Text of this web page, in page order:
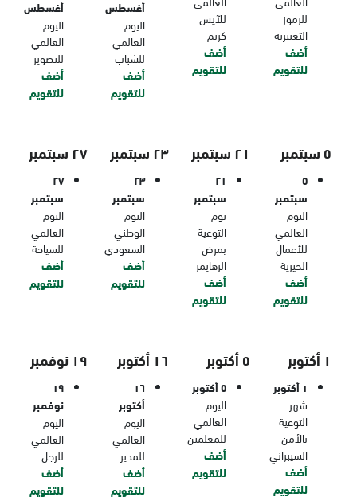
للرموز
التعبيرية
أضف
للتقويم
للآيس
كريم
أضف
للتقويم
أغسطس
اليوم
العالمي
للشباب
أضف
للتقويم
أغسطس
اليوم
العالمي
للتصوير
أضف
للتقويم
٥ سبتمبر
٥
سبتمبر
اليوم
العالمي
للأعمال
الخيرية
أضف
للتقويم
٢١ سبتمبر
٢١
سبتمبر
يوم
التوعية
بمرض
الزهايمر
أضف
للتقويم
٢٣ سبتمبر
٢٣
سبتمبر
اليوم
الوطني
السعودي
أضف
للتقويم
٢٧ سبتمبر
٢٧
سبتمبر
اليوم
العالمي
للسياحة
أضف
للتقويم
١ أكتوبر
١ أكتوبر
شهر
التوعية
بالأمن
السيبراني
أضف
للتقويم
٥ أكتوبر
٥ أكتوبر
اليوم
العالمي
للمعلمين
أضف
للتقويم
١٦ أكتوبر
١٦
أكتوبر
اليوم
العالمي
للمدير
أضف
للتقويم
١٩ نوفمبر
١٩
نوفمبر
اليوم
العالمي
للرجل
أضف
للتقويم